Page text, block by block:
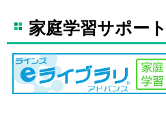
家庭学習サポート